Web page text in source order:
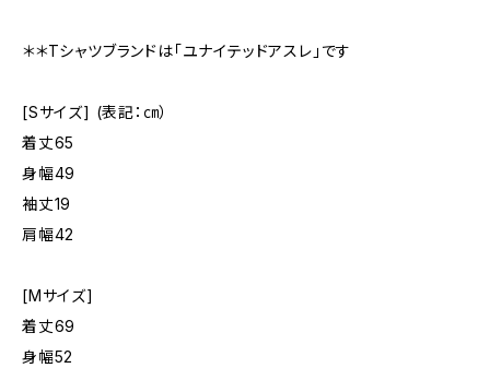
＊＊Tシャツブランドは「ユナイテッドアスレ」です
[Sサイズ] (表記：㎝）
着丈65
身幅49
袖丈19
肩幅42
[Mサイズ]
着丈69
身幅52